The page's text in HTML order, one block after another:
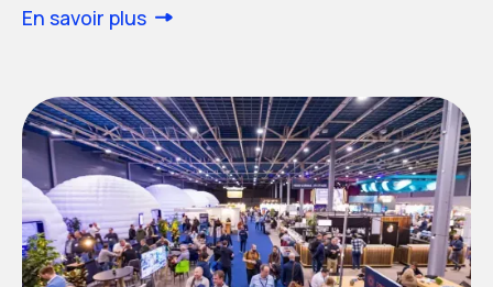
En savoir plus